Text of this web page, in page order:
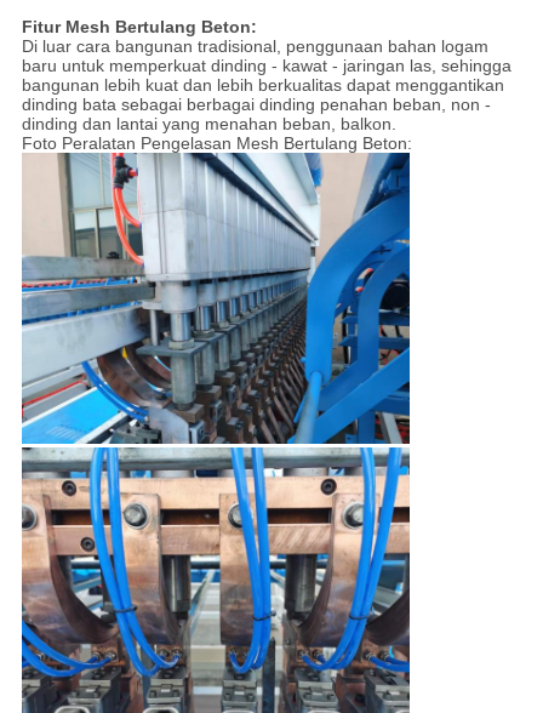
Fitur Mesh Bertulang Beton:
Di luar cara bangunan tradisional, penggunaan bahan logam
baru untuk memperkuat dinding - kawat - jaringan las, sehingga
bangunan lebih kuat dan lebih berkualitas dapat menggantikan
dinding bata sebagai berbagai dinding penahan beban, non -
dinding dan lantai yang menahan beban, balkon.
Foto Peralatan Pengelasan Mesh Bertulang Beton: